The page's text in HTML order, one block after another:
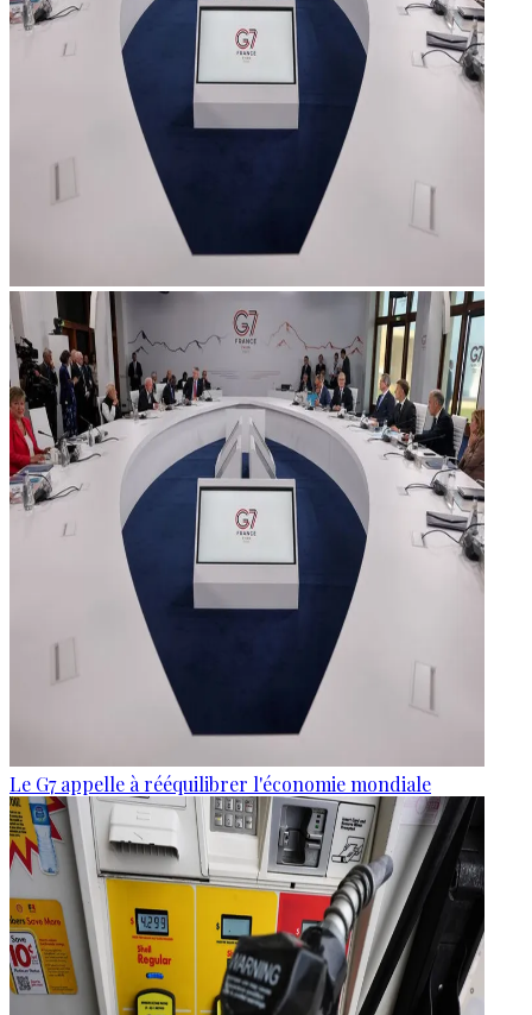
Le G7 appelle à rééquilibrer l'économie mondiale